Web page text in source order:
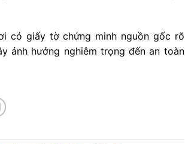
có giấy tờ chứng minh nguồn gốc rõ
ảnh hưởng nghiêm trọng đến an toàn